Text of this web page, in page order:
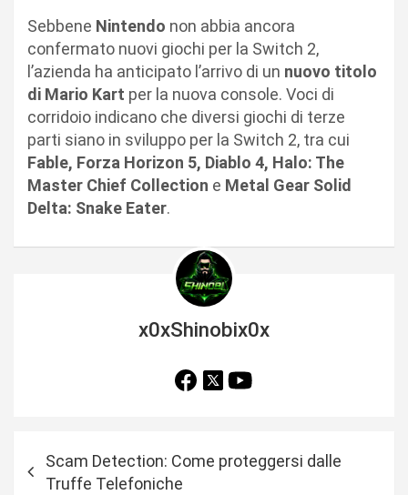
Sebbene Nintendo non abbia ancora
confermato nuovi giochi per la Switch 2,
l’azienda ha anticipato l’arrivo di un nuovo titolo
di Mario Kart per la nuova console. Voci di
corridoio indicano che diversi giochi di terze
parti siano in sviluppo per la Switch 2, tra cui
Fable, Forza Horizon 5, Diablo 4, Halo: The
Master Chief Collection e Metal Gear Solid
Delta: Snake Eater.
x0xShinobix0x
Scam Detection: Come proteggersi dalle
Truffe Telefoniche